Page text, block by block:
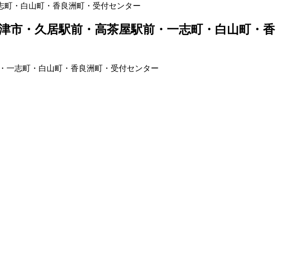
・白山町・香良洲町・受付センター
・久居駅前・高茶屋駅前・一志町・白山町・香